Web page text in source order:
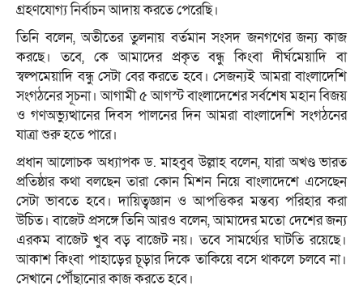
গ্রহণযোগ্য নির্বাচন আদায় করতে পেরেছি।
তিনি বলেন, অতীতের তুলনায় বর্তমান সংসদ জনগণের জন্য কাজ
করছে। তবে, কে আমাদের প্রকৃত বন্ধু কিংবা দীর্ঘমেয়াদি বা
স্বল্পমেয়াদি বন্ধু সেটা বের করতে হবে। সেজন্যই আমরা বাংলাদেশি
সংগঠনের সূচনা। আগামী ৫ আগস্ট বাংলাদেশের সর্বশেষ মহান বিজয়
ও গণঅভ্যুত্থানের দিবস পালনের দিন আমরা বাংলাদেশি সংগঠনের
যাত্রা শুরু হতে পারে।
প্রধান আলোচক অধ্যাপক ড. মাহবুব উল্লাহ বলেন, যারা অখণ্ড ভারত
প্রতিষ্ঠার কথা বলছেন তারা কোন মিশন নিয়ে বাংলাদেশে এসেছেন
সেটা ভাবতে হবে। দায়িত্বজ্ঞান ও আপত্তিকর মন্তব্য পরিহার করা
উচিত। বাজেট প্রসঙ্গে তিনি আরও বলেন, আমাদের মতো দেশের জন্য
এরকম বাজেট খুব বড় বাজেট নয়। তবে সামর্থ্যের ঘাটতি রয়েছে।
আকাশ কিংবা পাহাড়ের চূড়ার দিকে তাকিয়ে বসে থাকলে চলবে না।
সেখানে পৌঁছানোর কাজ করতে হবে।